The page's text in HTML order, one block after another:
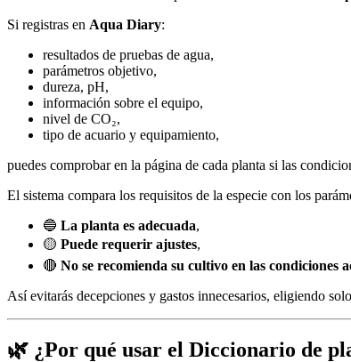
Si registras en Aqua Diary:
resultados de pruebas de agua,
parámetros objetivo,
dureza, pH,
información sobre el equipo,
nivel de CO₂,
tipo de acuario y equipamiento,
puedes comprobar en la página de cada planta si las
El sistema compara los requisitos de la especie con los
🔵 La planta es adecuada,
🟡 Puede requerir ajustes,
🔴 No se recomienda su cultivo en las condiciones
Así evitarás decepciones y gastos innecesarios, eligiendo
🌿 ¿Por qué usar el Diccionario de